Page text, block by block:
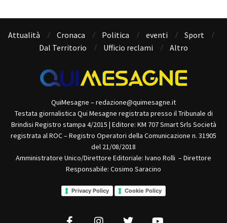
Attualità Cronaca Politica eventi
Sport
Dal Territorio
Ufficio reclami Altro
QuiMesagne – redazione@quimesagne.it
Testata giornalistica Qui Mesagne registrata presso il Tribunale di
Brindisi Registro stampa 4/2015 | Editore: KM 707 Smart Srls Società
registrata al ROC – Registro Operatori della Comunicazione n. 31905
del 21/08/2018
Amministratore Unico/Direttore Editoriale: Ivano Rolli – Direttore
Responsabile: Cosimo Saracino
Privacy Policy Cookie Policy